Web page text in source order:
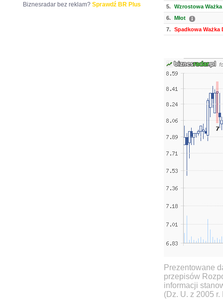
5. Wzrostowa
6. Młot
7. Spadkowa Ważka
Prezentowane
przepisów
informacji
(Dz. U. z 2005
Biznesradar bez reklam? Sprawdź BR Plus